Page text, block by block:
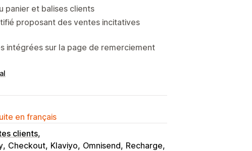
panier et balises clients
proposant des ventes incitatives
intégrées sur la page de remerciement
en français
clients
Checkout Klaviyo Omnisend Recharge